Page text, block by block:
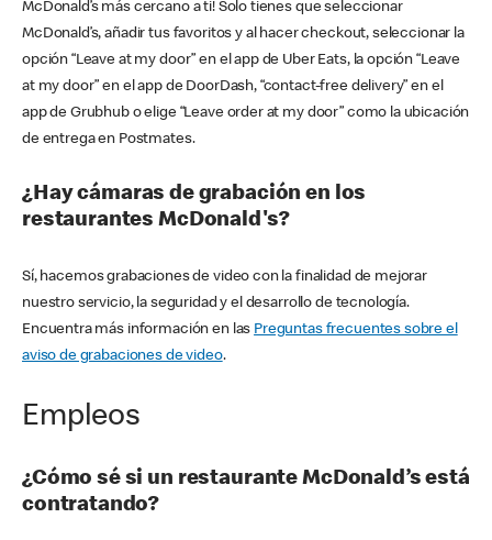
McDonald’s más cercano a ti! Solo tienes que seleccionar
McDonald’s, añadir tus favoritos y al hacer checkout, seleccionar la
opción “Leave at my door” en el app de Uber Eats, la opción “Leave
at my door” en el app de DoorDash, “contact-free delivery” en el
app de Grubhub o elige “Leave order at my door” como la ubicación
de entrega en Postmates.
¿Hay cámaras de grabación en los
restaurantes McDonald's?
Sí, hacemos grabaciones de video con la finalidad de mejorar
nuestro servicio, la seguridad y el desarrollo de tecnología.
Encuentra más información en las Preguntas frecuentes sobre el
aviso de grabaciones de video.
Empleos
¿Cómo sé si un restaurante McDonald’s está
contratando?